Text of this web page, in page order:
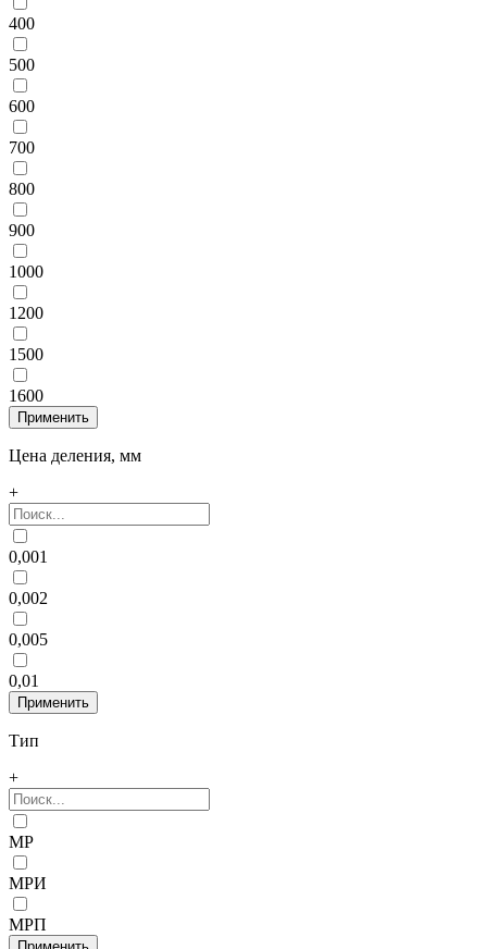
400
500
600
700
800
900
1000
1200
1500
1600
Цена деления, мм
+
0,001
0,002
0,005
0,01
Тип
+
МР
МРИ
МРП